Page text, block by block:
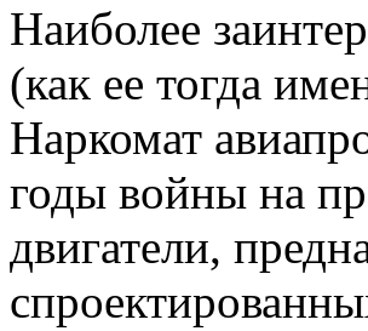
Наиболее
(как ее тогда
Наркомат
годы войны на
двигатели,